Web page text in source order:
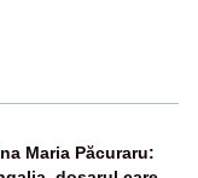
Maria Păcuraru: